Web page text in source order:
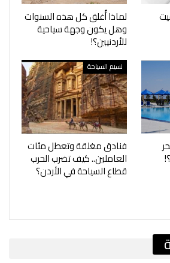
لماذا أُغلق كل هذه السنوات
وهل يكون وجهة سياحية
للأردنيين؟!
نسيم السياحة
فنادق مغلقة وتعطل مئات
العاملين.. كيف تضرب الحرب
قطاع السياحة في الأردن؟